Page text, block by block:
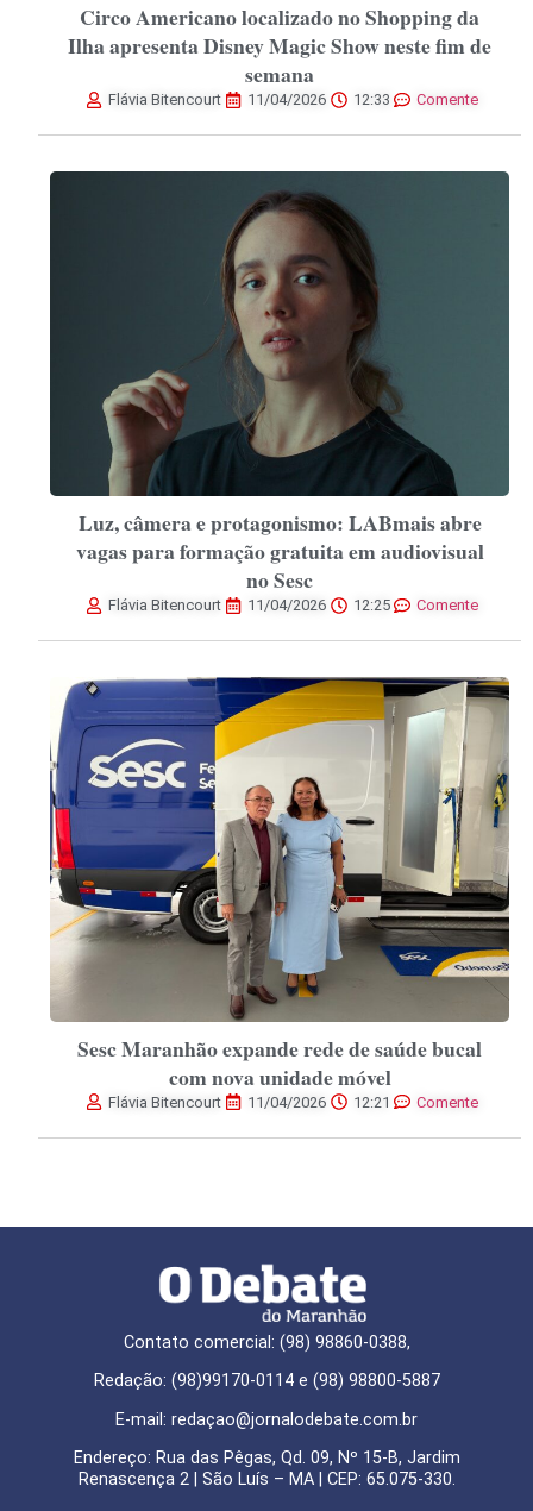
Circo Americano localizado no Shopping da
Ilha apresenta Disney Magic Show neste fim de
semana
Flávia Bitencourt 11/04/2026 12:33 Comente
Luz, câmera e protagonismo: LABmais abre
vagas para formação gratuita em audiovisual
no Sesc
Flávia Bitencourt 11/04/2026 12:25 Comente
Sesc Maranhão expande rede de saúde bucal
com nova unidade móvel
Flávia Bitencourt 11/04/2026 12:21 Comente
Contato comercial: (98) 98860-0388,
Redação: (98)99170-0114 e (98) 98800-5887
E-mail: redaçao@jornalodebate.com.br
Endereço: Rua das Pêgas, Qd. 09, Nº 15-B, Jardim
Renascença 2 | São Luís – MA | CEP: 65.075-330.